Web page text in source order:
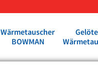
Wärmetauscher
BOWMAN